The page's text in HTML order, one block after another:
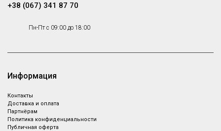
+38 (067) 341 87 70
Пн-Пт с 09:00 до 18:00
Информация
Контакты
Доставка и оплата
Партнёрам
Политика конфиденциальности
Публичная оферта